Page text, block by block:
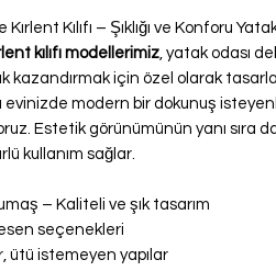
Kılıfı – Şıklığı ve Konforu
kılıfı modellerimiz, yatak odası
kazandırmak için özel olarak
evinizde modern bir dokunuş
Estetik görünümünün yanı sıra
kullanım sağlar.
– Kaliteli ve şık tasarım
seçenekleri
ütü istemeyen yapılar